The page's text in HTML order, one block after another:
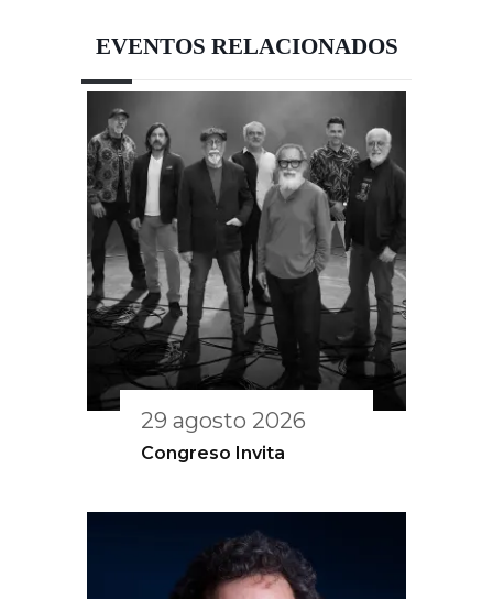
EVENTOS RELACIONADOS
29 agosto 2026
Congreso Invita